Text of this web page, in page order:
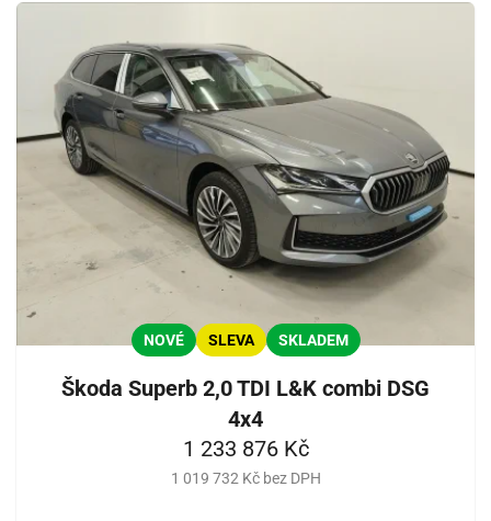
NOVÉ SLEVA SKLADEM
Škoda Superb 2,0 TDI L&K combi DSG
4x4
1 233 876 Kč
1 019 732 Kč bez DPH